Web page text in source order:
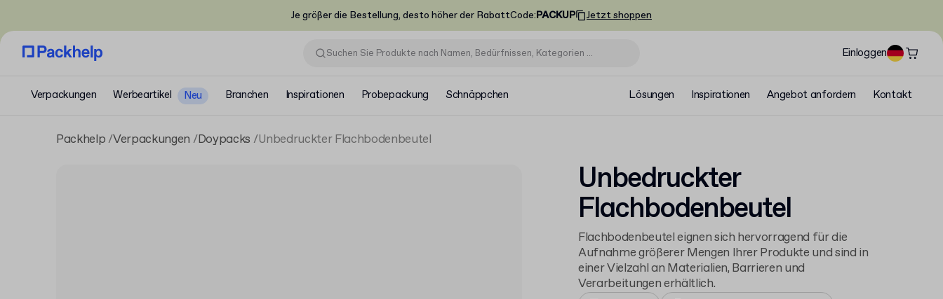
Je größer die Bestellung, desto höher der RabattCode:PACKUP Jetzt shoppen
Einloggen
Verpackungen Werbeartikel Neu Branchen Inspirationen Probepackung Schnäppchen Lösungen Inspirationen Angebot anfordern Kontakt
Packhelp Verpackungen Doypacks Unbedruckter Flachbodenbeutel
Unbedruckter
Flachbodenbeutel
Flachbodenbeutel eignen sich hervorragend für die
Aufnahme größerer Mengen Ihrer Produkte und sind in
einer Vielzahl an Materialien, Barrieren und
Verarbeitungen erhältlich.